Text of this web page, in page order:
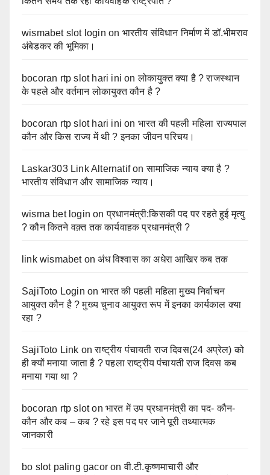
wismabet slot login on भारतीय संविधान निर्माण में डॉ.भीमराव
अंबेडकर की भूमिका।
bocoran rtp slot hari ini onलोकायुक्त क्या है ? राजस्थान
के पहले और वर्तमान लोकायुक्त कौन है ?
bocoran rtp slot hari ini on भारत की पहली महिला राज्यपाल
कौन और किस राज्य में थी ? इनका जीवन परिचय।
Laskar303 Link Alternatifonसामाजिक न्याय क्या है ?
भारतीय संविधान और सामाजिक न्याय।
wisma bet login onप्रधानमंत्री:किसकी पद पर रहते हुई मृत्यु
? कौन कितने वक़्त तक कार्यवाहक प्रधानमंत्री ?
link wismabetonअंध विश्वास का अधेरा आखिर कब तक
SajiToto Login on भारत की पहली महिला मुख्य निर्वाचन
आयुक्त कौन है ? मुख्य चुनाव आयुक्त रूप में इनका कार्यकाल क्या
रहा ?
SajiToto Link onराष्ट्रीय पंचायती राज दिवस(24 अप्रेल) को
ही क्यों मनाया जाता है ? पहला राष्ट्रीय पंचायती राज दिवस कब
मनाया गया था ?
bocoran rtp slotonभारत में उप प्रधानमंत्री का पद- कौन-
कौन और कब – कब ? रहे इस पद पर जाने पूरी तथ्यात्मक
जानकारी
bo slot paling gacor onवी.टी.कृष्णमाचारी और